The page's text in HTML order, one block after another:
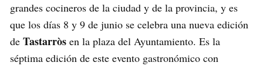
grandes cocineros de la ciudad y de la provincia, y es
que los días 8 y 9 de junio se celebra una nueva edición
de Tastarròs en la plaza del Ayuntamiento. Es la
séptima edición de este evento gastronómico con